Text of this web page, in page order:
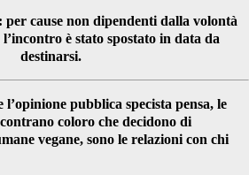
cause non dipendenti dalla volontà
è stato spostato in data da
destinarsi.
pubblica specista pensa, le
coloro che decidono di
vegane, sono le relazioni con chi